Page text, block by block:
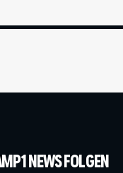
NEWS FOLGEN